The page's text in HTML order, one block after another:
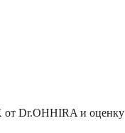
от Dr.OHHIRA и оценку